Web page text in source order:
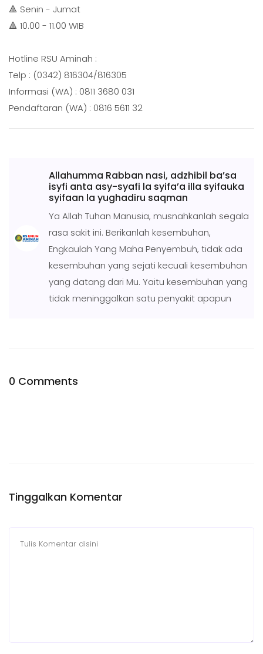
🔺 Senin - Jumat
🔺 10.00 - 11.00 WIB
Hotline RSU Aminah :
Telp : (0342) 816304/816305
Informasi (WA) : 0811 3680 031
Pendaftaran (WA) : 0816 5611 32
Allahumma Rabban nasi, adzhibil ba’sa
isyfi anta asy-syafi la syifa’a illa syifauka
syifaan la yughadiru saqman
Ya Allah Tuhan Manusia, musnahkanlah segala
rasa sakit ini. Berikanlah kesembuhan,
Engkaulah Yang Maha Penyembuh, tidak ada
kesembuhan yang sejati kecuali kesembuhan
yang datang dari Mu. Yaitu kesembuhan yang
tidak meninggalkan satu penyakit apapun
0 Comments
Tinggalkan Komentar